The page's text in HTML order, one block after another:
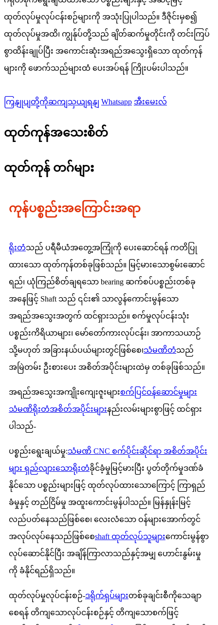
ထုတ်လုပ်မှုလုပ်ငန်းစဉ်များကို အသုံးပြုပါသည်။ ဒီဇိုင်းမှစ၍
ထုတ်လုပ်မှုအထိ၊ ကျွန်ုပ်တို့သည် ချိတ်ဆက်မှုတိုင်းကို တင်းကြပ်
စွာထိန်းချုပ်ပြီး အကောင်းဆုံးအရည်အသွေးရှိသော ထုတ်ကုန်
များကို ဖောက်သည်များထံ ပေးအပ်ရန် ကြိုးပမ်းပါသည်။
ကြှနျုပျတို့ကိုဆကျသှယျရနျ Whatsapp အီးမေးလ်
ထုတ်ကုန်အသေးစိတ်
ထုတ်ကုန် တဂ်များ
ကုန်ပစ္စည်းအကြောင်းအရာ
ရိုးတံသည် ပရီမီယံအတွေ့အကြုံကို ပေးဆောင်ရန် ကတိပြု
ထားသော ထုတ်ကုန်တစ်ခုဖြစ်သည်။ မြင့်မားသောစွမ်းဆောင်
ရည်၊ ယုံကြည်စိတ်ချရသော bearing ဆက်စပ်ပစ္စည်းတစ်ခု
အနေဖြင့် Shaft သည် ၎င်း၏ သာလွန်ကောင်းမွန်သော
အရည်အသွေးအတွက် ထင်ရှားသည်။ စက်မှုလုပ်ငန်းသုံး
ပစ္စည်းကိရိယာများ၊ မော်တော်ကားလုပ်ငန်း၊ အာကာသယာဉ်
သို့မဟုတ် အခြားနယ်ပယ်များတွင်ဖြစ်စေ၊သံမဏိတံသည်
အမြဲတမ်း ဦးစားပေး အစိတ်အပိုင်းများထဲမှ တစ်ခုဖြစ်သည်။
အရည်အသွေးအကျိုးကျေးဇူးများစက်ပြင်ဝန်ဆောင်မှုများ
သံမဏိရိုးတံအစိတ်အပိုင်းများနည်းလမ်းများစွာဖြင့် ထင်ရှား
ပါသည်-
ပစ္စည်းရွေးချယ်မှု:သံမဏိ CNC စက်ပိုင်းဆိုင်ရာ အစိတ်အပိုင်း
များ ရှည်လျားသောရိုးတံခိုင်ခံ့မှုမြင့်မားပြီး ပွတ်တိုက်မှုဒဏ်ခံ
နိုင်သော ပစ္စည်းများဖြင့် ထုတ်လုပ်ထားသောကြောင့် ကြာရှည်
ခံမှုနှင့် တည်ငြိမ်မှု အထူးကောင်းမွန်ပါသည်။ မြန်နှုန်းမြင့်
လည်ပတ်နေသည်ဖြစ်စေ၊ လေးလံသော ဝန်များအောက်တွင်
အလုပ်လုပ်နေသည်ဖြစ်စေshaft ထုတ်လုပ်သူများကောင်းမွန်စွာ
လုပ်ဆောင်နိုင်ပြီး အချိန်ကြာလာသည်နှင့်အမျှ ဟောင်းနွမ်းမှု
ကို ခံနိုင်ရည်ရှိသည်။
ထုတ်လုပ်မှုလုပ်ငန်းစဉ်-ဒရိုက်ရှပ်များတစ်ခုချင်းစီကိုသေချာ
စေရန် တိကျသောလုပ်ငန်းစဉ်နှင့် တိကျသောစက်ဖြင့်